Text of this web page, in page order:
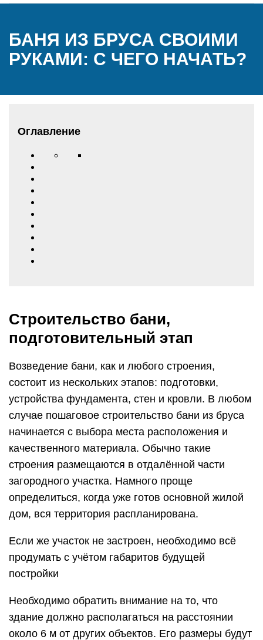
БАНЯ ИЗ БРУСА СВОИМИ
РУКАМИ: С ЧЕГО НАЧАТЬ?
Оглавление
Строительство бани,
подготовительный этап
Возведение бани, как и любого строения,
состоит из нескольких этапов: подготовки,
устройства фундамента, стен и кровли. В любом
случае пошаговое строительство бани из бруса
начинается с выбора места расположения и
качественного материала. Обычно такие
строения размещаются в отдалённой части
загородного участка. Намного проще
определиться, когда уже готов основной жилой
дом, вся территория распланирована.
Если же участок не застроен, необходимо всё
продумать с учётом габаритов будущей
постройки
Необходимо обратить внимание на то, что
здание должно располагаться на расстоянии
около 6 м от других объектов. Его размеры будут